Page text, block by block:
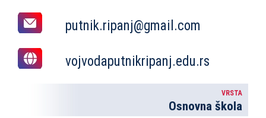
putnik.ripanj@gmail.com
vojvodaputnikripanj.edu.rs
VRSTA
Osnovna škola